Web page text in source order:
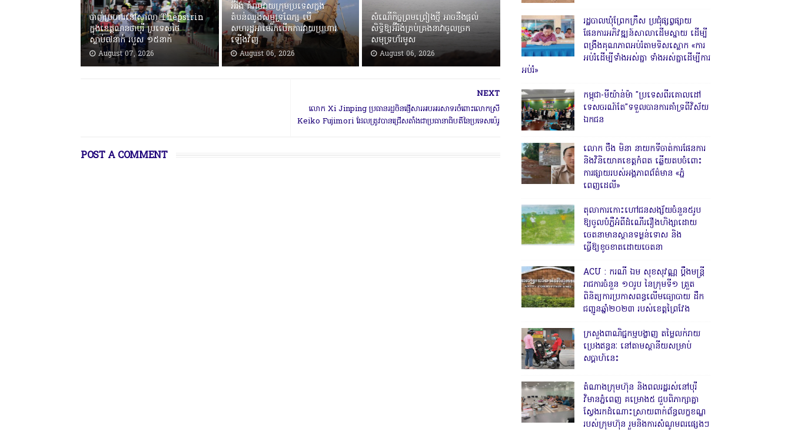
បាញ់ប្រហារនៅសាលា Thepsirin
ក្នុងខេត្តណនថាបុរី ប្រទេសថៃ
ស្លាប់៧នាក់ របួស ១៥នាក់
August 07, 2026
អ៊ីរ៉ង់ គំរាមវាយក្រុមប្រទេសក្នុង
តំបន់ឈូងសមុទ្រពែក្ស បើ
សហរដ្ឋអាមេរិកបើកការវាយប្រហារ
ឡើងវិញ
August 06, 2026
សំណើកិច្ចព្រមព្រៀងថ្មី អាចនឹងផ្តល់
សិទ្ធិឱ្យអ៊ីរ៉ង់គ្រប់គ្រងនាវាចូលច្រក
សមុទ្រហ័រមូស
August 06, 2026
NEXT
លោក Xi Jinping ប្រធានរដ្ឋចិនផ្ញើសារអបអរសាទរចំពោះលោកស្រី
Keiko Fujimori ដែលត្រូវបានជ្រើសតាំងជាប្រធានាធិបតីនៃប្រទេសប៉េរូ
POST A COMMENT
រដ្ឋបាលឃុំព្រែកក្រឹស ប្រជុំផ្សព្វផ្សាយ
ផែនការអភិវឌ្ឍន៍សាលាដើមស្នាយ ដើម្បី
ពង្រឹងគុណភាពអប់រំតាមទិសស្លោក «ការ
អប់រំដើម្បីទាំងអស់គ្នា ទាំងអស់គ្នាដើម្បីការ
អប់រំ»
កម្ពុជា-មីយ៉ាន់ម៉ា "ប្រទេសពីរគោលដៅ
ទេសចរណ៍តែ"ទទួលបានការគាំទ្រពីវិស័យ
ឯកជន
លោក ថឹង មិនា នាយកទីចាត់ការផែនការ
និងវិនិយោគខេត្តកំពត ឆ្លើយតបចំពោះ
ការផ្សាយរបស់អង្គភាពព័ត៌មាន «ភ្នំ
ពេញដេលី»
តុលាការកោះហៅជនសង្ស័យចំនួន៥រូប
ឱ្យចូលបំភ្លឺអំពីដំណើររឿងហិង្សាដោយ
ចេតនាមានស្ថានទម្ងន់ទោស និង
ធ្វើឱ្យខូចខាតដោយចេតនា
ACU : ករណី ឯម សុខសុវណ្ណ ប្ដឹងមន្ត្រី
រាជការចំនួន ១០រូប នៃក្រុមទី១ ត្រួត
ពិនិត្យការប្រកាសពន្ធលើមធ្យោបាយ ដឹក
ជញ្ជូនឆ្នាំ២០២៣ របស់ខេត្តព្រៃវែង
ក្រសួងពាណិជ្ជកម្មបង្ហាញ តម្លៃលក់រាយ
ប្រេងឥន្ធនៈ នៅតាមស្ថានីយសម្រាប់
សប្តាហ៍នេះ
តំណាងក្រុមហ៊ុន និងពលរដ្ឋរស់នៅបុរី
វិមានភ្នំពេញ គម្រោង៥ ជួបពិភាក្សាគ្នា
ស្វែងរកដំណោះស្រាយពាក់ព័ន្ធលក្ខខណ្ឌ
របស់ក្រុមហ៊ុន រួមនិងការសំណូមពរផ្សេងៗ